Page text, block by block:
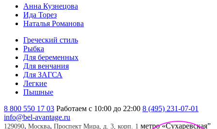
Анна Кузнецова
Ида Торез
Наталья Романова
Греческий стиль
Рыбка
Для беременных
Для венчания
Для ЗАГСА
Легкие
Пышные
8 800 550 17 03 Работаем с 10:00 до 22:00 8 (495) 231-07-01
info@bel-avantage.ru
129090, Москва, Проспект Мира, д. 3, корп. 1 метро «Сухаревская”